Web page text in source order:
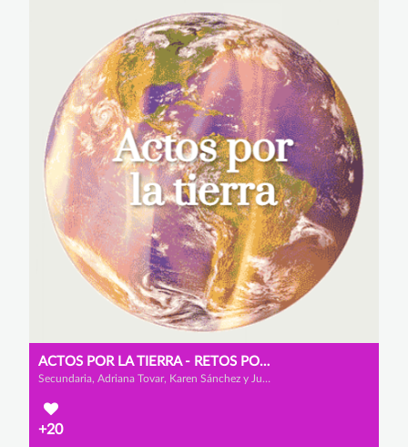
ACTOS POR LA TIERRA - RETOS POR EL MEDIO AMBIENTE
Secundaria, Adriana Tovar, Karen Sánchez y Juan Vanegas
+20